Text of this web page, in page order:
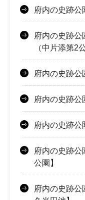
府内の史跡公
府内の史跡
（中片添第2
府内の史跡公
府内の史跡公
府内の史跡公
府内の史跡
公園】
府内の史跡公